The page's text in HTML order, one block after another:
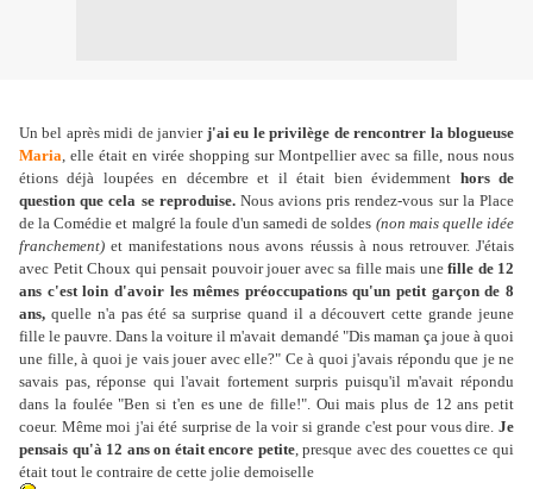
Un bel après midi de janvier j'ai eu le privilège de rencontrer la blogueuse
Maria, elle était en virée shopping sur Montpellier avec sa fille, nous nous
étions déjà loupées en décembre et il était bien évidemment hors de
question que cela se reproduise.Nous avions pris rendez-vous sur la Place
de la Comédie et malgré la foule d'un samedi de soldes (non mais quelle idée
franchement) et manifestations nous avons réussis à nous retrouver. J'étais
avec Petit Choux qui pensait pouvoir jouer avec sa fille mais une fille de 12
ans c'est loin d'avoir les mêmes préoccupations qu'un petit garçon de 8
ans, quelle n'a pas été sa surprise quand il a découvert cette grande jeune
fille le pauvre. Dans la voiture il m'avait demandé "Dis maman ça joue à quoi
une fille, à quoi je vais jouer avec elle?" Ce à quoi j'avais répondu que je ne
savais pas, réponse qui l'avait fortement surpris puisqu'il m'avait répondu
dans la foulée "Ben si t'en es une de fille!". Oui mais plus de 12 ans petit
coeur. Même moi j'ai été surprise de la voir si grande c'est pour vous dire. Je
pensais qu'à 12 ans on était encore petite, presque avec des couettes ce qui
était tout le contraire de cette jolie demoiselle